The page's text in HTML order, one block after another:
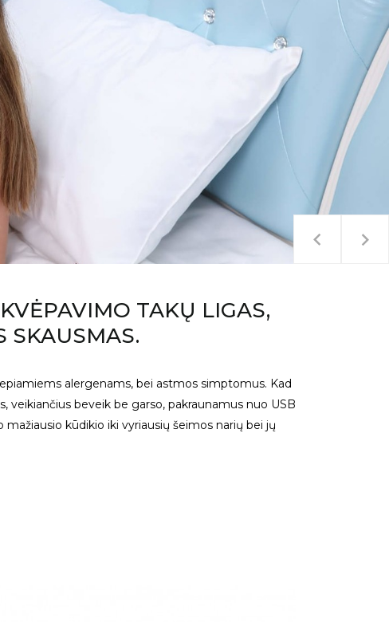
 
TAKŲ LIGAS,
SKAUSMAS.
alergenams, bei astmos simptomus. Kad
veikiančius beveik be garso, pakraunamus nuo USB
kūdikio iki vyriausių šeimos narių bei jų